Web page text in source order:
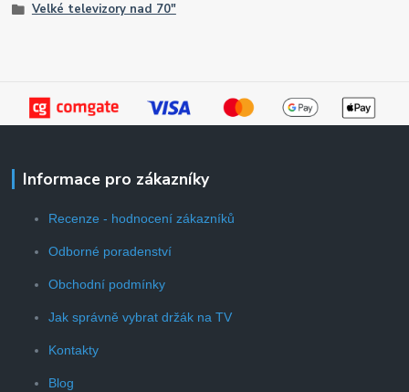
Velké televizory nad 70"
Informace pro zákazníky
Recenze - hodnocení zákazníků
Odborné poradenství
Obchodní podmínky
Jak správně vybrat držák na TV
Kontakty
Blog